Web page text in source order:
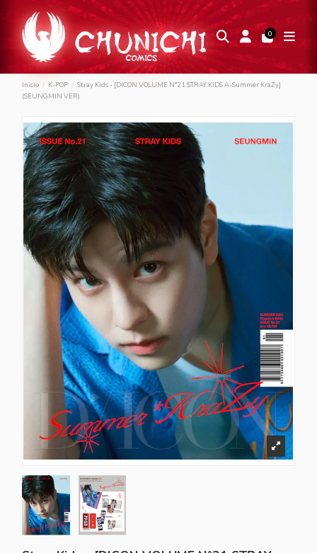
0
Inicio K-POP
Stray Kids - [DICON VOLUME N°21 STRAY KIDS A-Summer KraZy]
(SEUNGMIN VER)